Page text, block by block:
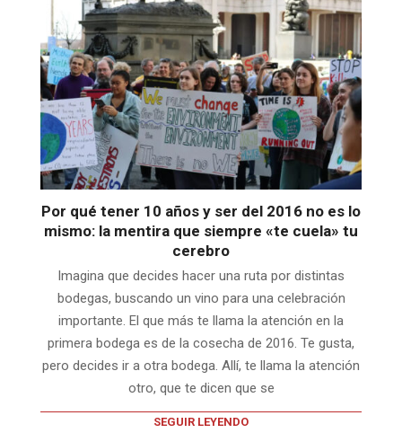
Por qué tener 10 años y ser del 2016 no es lo
mismo: la mentira que siempre «te cuela» tu
cerebro
Imagina que decides hacer una ruta por distintas
bodegas, buscando un vino para una celebración
importante. El que más te llama la atención en la
primera bodega es de la cosecha de 2016. Te gusta,
pero decides ir a otra bodega. Allí, te llama la atención
otro, que te dicen que se
SEGUIR LEYENDO